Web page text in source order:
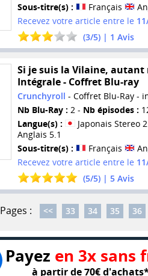
Sous-titre(s) :
Français
Recevez votre article entre le
(3/5) | 1 Avis
Si je suis la Vilaine, autant
Intégrale - Coffret Blu-ray
Crunchyroll - Coffret Blu-Ray -
Nb Blu-Ray : 2 - Nb épisodes :
Langue(s) :
Japonais Stereo
Anglais 5.1
Sous-titre(s) :
Français
Recevez votre article entre le
(5/5) | 5Avis
Pages : << 33 34 35 36
Payez en 3x sans
à partir de 70€